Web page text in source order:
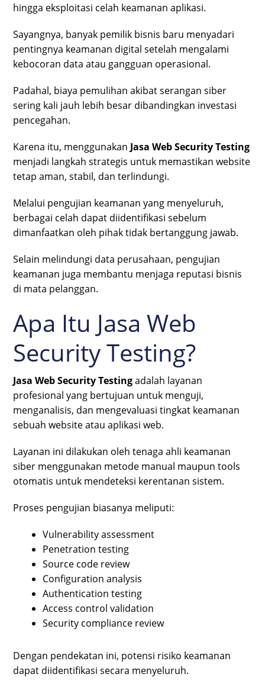
hingga eksploitasi celah keamanan aplikasi.
Sayangnya, banyak pemilik bisnis baru menyadari
pentingnya keamanan digital setelah mengalami
kebocoran data atau gangguan operasional.
Padahal, biaya pemulihan akibat serangan siber
sering kali jauh lebih besar dibandingkan investasi
pencegahan.
Karena itu, menggunakan Jasa Web Security Testing
menjadi langkah strategis untuk memastikan website
tetap aman, stabil, dan terlindungi.
Melalui pengujian keamanan yang menyeluruh,
berbagai celah dapat diidentifikasi sebelum
dimanfaatkan oleh pihak tidak bertanggung jawab.
Selain melindungi data perusahaan, pengujian
keamanan juga membantu menjaga reputasi bisnis
di mata pelanggan.
Apa Itu Jasa Web
Security Testing?
Jasa Web Security Testingadalah layanan
profesional yang bertujuan untuk menguji,
menganalisis, dan mengevaluasi tingkat keamanan
sebuah website atau aplikasi web.
Layanan ini dilakukan oleh tenaga ahli keamanan
siber menggunakan metode manual maupun tools
otomatis untuk mendeteksi kerentanan sistem.
Proses pengujian biasanya meliputi:
Vulnerability assessment
Penetration testing
Source code review
Configuration analysis
Authentication testing
Access control validation
Security compliance review
Dengan pendekatan ini, potensi risiko keamanan
dapat diidentifikasi secara menyeluruh.